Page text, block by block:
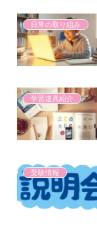
日常の取り組み
学習道具紹介
受験情報